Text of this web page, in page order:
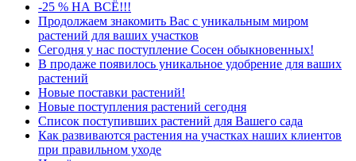
-25 % НА ВСЁ!!!
Продолжаем знакомить Вас с уникальным миром
растений для ваших участков
Сегодня у нас поступление Сосен обыкновенных!
В продаже появилось уникальное удобрение для ваших
растений
Новые поставки растений!
Новые поступления растений сегодня
Список поступивших растений для Вашего сада
Как развиваются растения на участках наших клиентов
при правильном уходе